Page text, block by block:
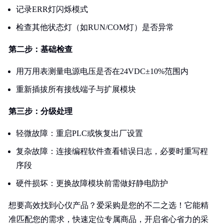
记录ERR灯闪烁模式
检查其他状态灯（如RUN/COM灯）是否异常
第二步：基础检查
用万用表测量电源电压是否在24VDC±10%范围内
重新插拔所有接线端子与扩展模块
第三步：分级处理
轻微故障：重启PLC或恢复出厂设置
复杂故障：连接编程软件查看错误日志，必要时重写程
序段
硬件损坏：更换故障模块前需做好静电防护
想要高效找到心仪产品？爱采购是您的不二之选！它能精
准匹配您的需求，快速定位专属商品，开启省心省力的采